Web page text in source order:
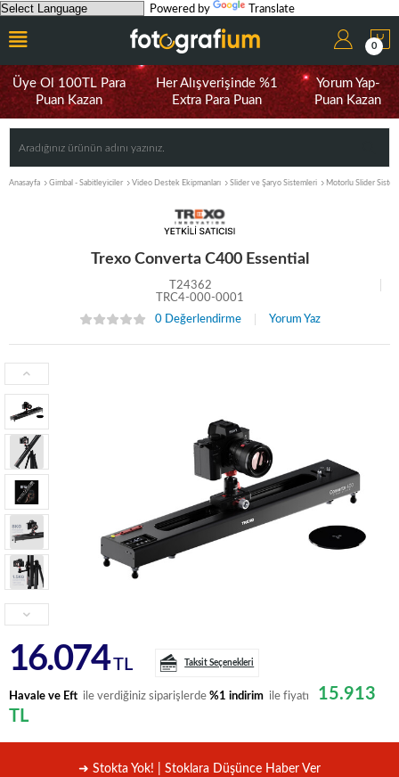
Powered by Translate
0
Üye Ol 100TL Para
Puan Kazan
Her Alışverişinde %1
Extra Para Puan
Yorum Yap-
Puan Kazan
Anasayfa Gimbal - Sabitleyiciler Video Destek Ekipmanları Slider ve Şaryo Sistemleri Motorlu Slider
Trexo Converta C400 Essential
T24362
TRC4-000-0001
0 Değerlendirme
Yorum Yaz
16.074TL Taksit Seçenekleri
Havale ve Eft ile verdiğiniz siparişlerde %1 indirim ile fiyatı
15.913
TL
➜ Stokta Yok! | Stoklara Düşünce Haber Ver